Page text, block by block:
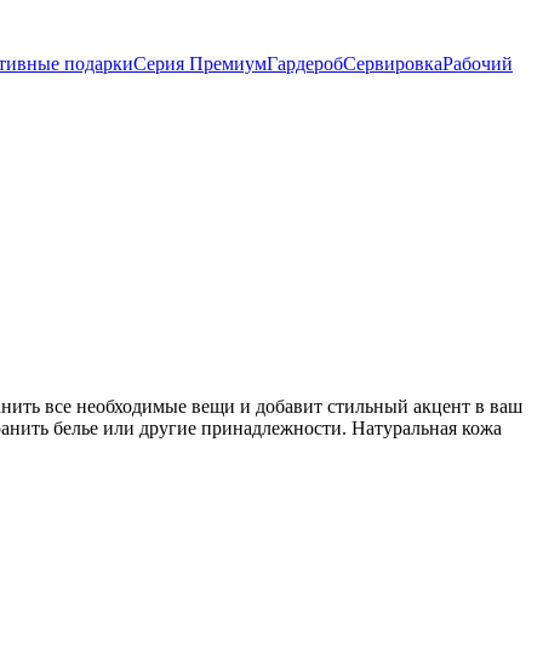
подаркиСерия ПремиумГардеробСервировкаРабочий
все необходимые вещи и добавит стильный акцент в ваш
белье или другие принадлежности. Натуральная кожа